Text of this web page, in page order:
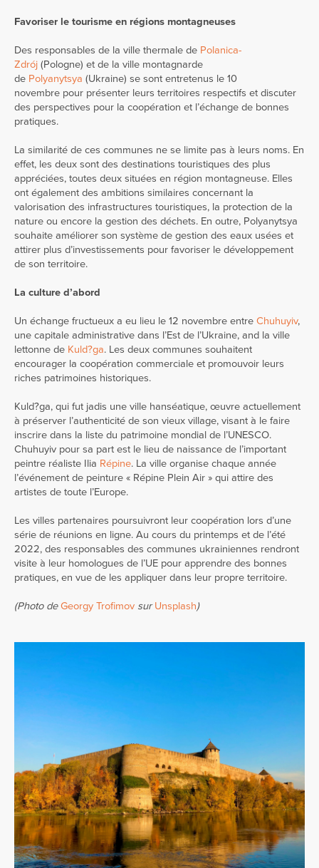
Favoriser le tourisme en régions montagneuses
Des responsables de la ville thermale de Polanica-
Zdrój (Pologne) et de la ville montagnarde
de Polyanytsya (Ukraine) se sont entretenus le 10
novembre pour présenter leurs territoires respectifs et discuter
des perspectives pour la coopération et l’échange de bonnes
pratiques.
La similarité de ces communes ne se limite pas à leurs noms. En
effet, les deux sont des destinations touristiques des plus
appréciées, toutes deux situées en région montagneuse. Elles
ont également des ambitions similaires concernant la
valorisation des infrastructures touristiques, la protection de la
nature ou encore la gestion des déchets. En outre, Polyanytsya
souhaite améliorer son système de gestion des eaux usées et
attirer plus d’investissements pour favoriser le développement
de son territoire.
La culture d’abord
Un échange fructueux a eu lieu le 12 novembre entre Chuhuyiv,
une capitale administrative dans l’Est de l’Ukraine, and la ville
lettonne de Kuld?ga. Les deux communes souhaitent
encourager la coopération commerciale et promouvoir leurs
riches patrimoines historiques.
Kuld?ga, qui fut jadis une ville hanséatique, œuvre actuellement
à préserver l’authenticité de son vieux village, visant à le faire
inscrire dans la liste du patrimoine mondial de l’UNESCO.
Chuhuyiv pour sa part est le lieu de naissance de l’important
peintre réaliste Ilia Répine. La ville organise chaque année
l’événement de peinture « Répine Plein Air » qui attire des
artistes de toute l’Europe.
Les villes partenaires poursuivront leur coopération lors d’une
série de réunions en ligne. Au cours du printemps et de l’été
2022, des responsables des communes ukrainiennes rendront
visite à leur homologues de l’UE pour apprendre des bonnes
pratiques, en vue de les appliquer dans leur propre territoire.
(Photo deGeorgy Trofimov surUnsplash)